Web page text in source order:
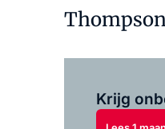
Krijg